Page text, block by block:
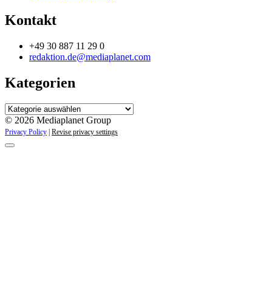
Kontakt
+49 30 887 11 29 0
redaktion.de@mediaplanet.com
Kategorien
Kategorien
© 2026 Mediaplanet Group
Privacy Policy | Revise privacy settings